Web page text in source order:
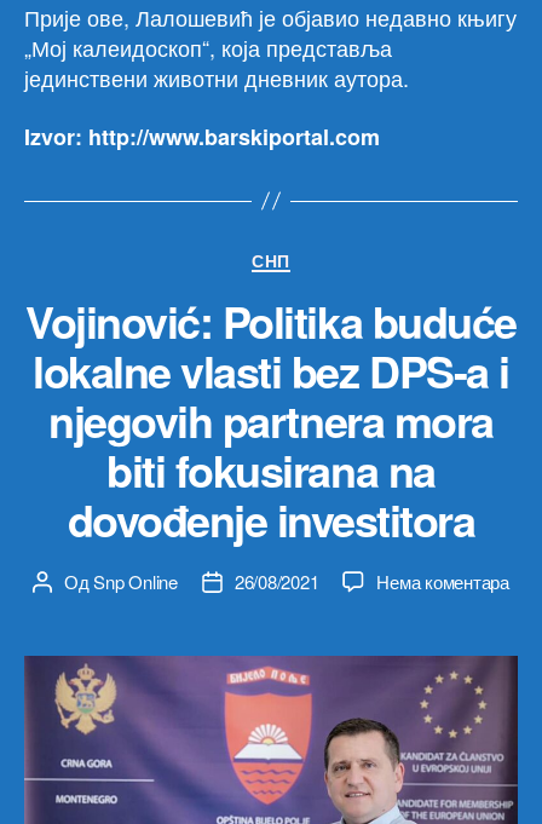
Прије ове, Лалошевић је објавио недавно књигу
„Мој калеидоскоп“, која представља
јединствени животни дневник аутора.
Izvor: http://www.barskiportal.com
Категорије
СНП
Vojinović: Politika buduće
lokalne vlasti bez DPS-a i
njegovih partnera mora
biti fokusirana na
dovođenje investitora
Аутор
ОдSnp Online
Датум26/08/2021 Нема коментарана
a